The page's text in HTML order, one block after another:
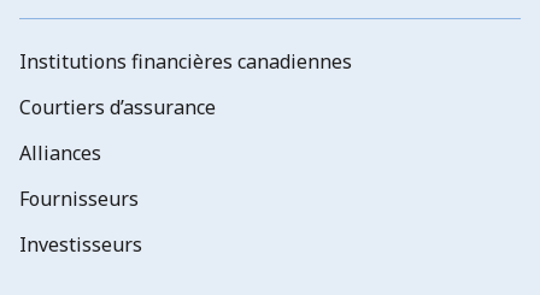
Institutions financières canadiennes
Courtiers d’assurance
Alliances
Fournisseurs
Investisseurs